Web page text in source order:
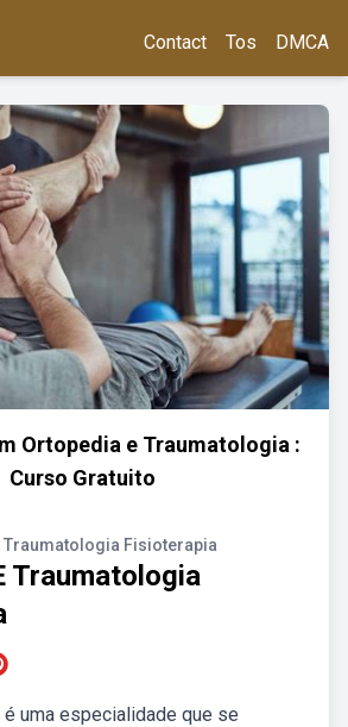
Contact Tos DMCA
Ortopedia e Traumatologia :
Curso Gratuito
Traumatologia Fisioterapia
Traumatologia
uma especialidade que se